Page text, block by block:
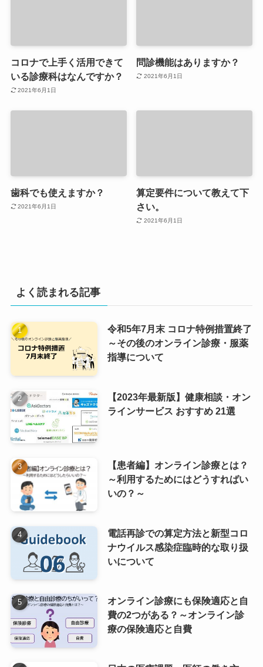
コロナで上手く活用できて
いる診療科はなんですか？
2021年6月1日
問診機能はありますか？
2021年6月1日
歯科でも使えますか？
2021年6月1日
算定要件について教えて下
さい。
2021年6月1日
よく読まれる記事
令和5年7月末 コロナ特例措置終了
～その後のオンライン診療・服薬
指導について
【2023年最新版】健康相談・オン
ラインサービス おすすめ 21選
【患者編】オンライン診療とは？
～利用するためにはどうすればい
いの？～
電話再診での算定方法と新型コロ
ナウイルス感染症臨時的な取り扱
いについて
オンライン診療にも保険適応と自
費の2つがある？～オンライン診
療の保険適応と自費